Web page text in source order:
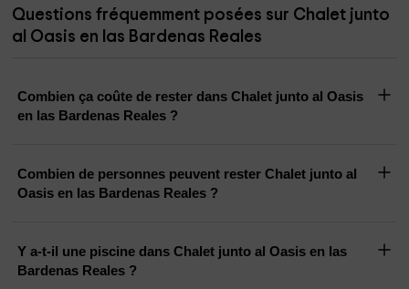
Questions fréquemment posées sur Chalet junto
al Oasis en las Bardenas Reales
Combien ça coûte de rester dans Chalet junto al Oasis
en las Bardenas Reales ?
Combien de personnes peuvent rester Chalet junto al
Oasis en las Bardenas Reales ?
Y a-t-il une piscine dans Chalet junto al Oasis en las
Bardenas Reales ?